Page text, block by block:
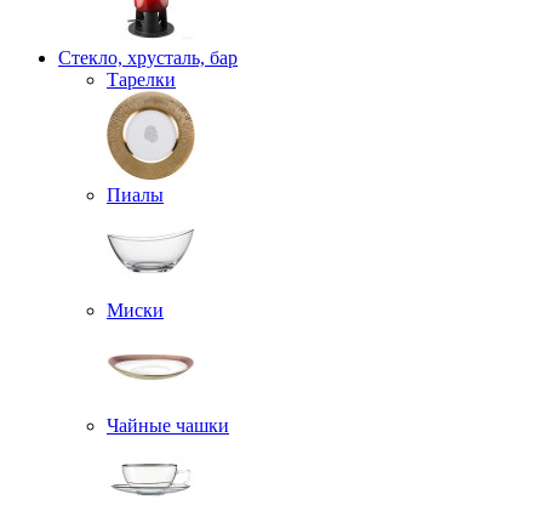
Стекло, хрусталь, бар
Тарелки
Пиалы
Миски
Чайные чашки